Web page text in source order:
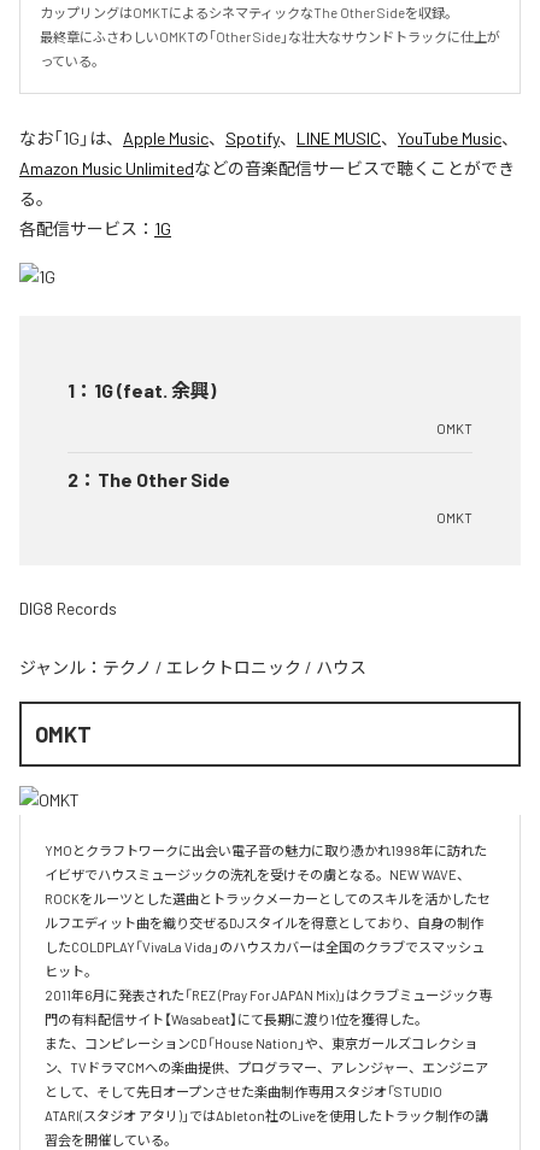
カップリングはOMKTによるシネマティックなThe Other Sideを収録｡
最終章にふさわしいOMKTの｢Other Side｣な壮大なサウンドトラックに仕上が
っている｡
なお「1G 」は、 Apple Music、 Spotify、 LINE MUSIC、 YouTube Music、
Amazon Music Unlimitedなどの音楽配信サービスで聴くことができ
る。
各配信サービス： 1G
1 ： 1G (feat. 余興)
OMKT
2 ： The Other Side
OMKT
DIG8 Records
ジャンル： テクノ / エレクトロニック / ハウス
OMKT
YMOとクラフトワークに出会い電子音の魅力に取り憑かれ1998年に訪れた
イビザでハウスミュージックの洗礼を受けその虜となる。NEW WAVE、
ROCKをルーツとした選曲とトラックメーカーとしてのスキルを活かしたセ
ルフエディット曲を織り交ぜるDJスタイルを得意としており、自身の制作
したCOLDPLAY「VivaLa Vida」のハウスカバーは全国のクラブでスマッシュ
ヒット。
2011年6月に発表された「REZ (Pray For JAPAN Mix)」はクラブミュージック専
門の有料配信サイト【Wasabeat】にて長期に渡り1位を獲得した。
また、コンピレーションCD「House Nation」や、東京ガールズコレクショ
ン、TVドラマCMへの楽曲提供、プログラマー、アレンジャー、エンジニア
として、そして先日オープンさせた楽曲制作専用スタジオ「STUDIO
ATARI(スタジオ アタリ)」ではAbleton社のLiveを使用したトラック制作の講
習会を開催している。